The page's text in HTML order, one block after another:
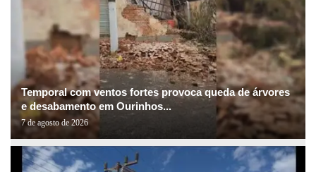
Temporal com ventos fortes provoca queda de árvores
e desabamento em Ourinhos...
7 de agosto de 2026